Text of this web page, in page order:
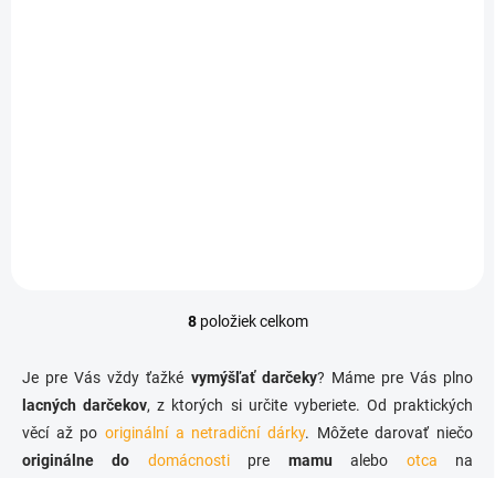
O
l
d
a
c
8položiek celkom
Je pre Vás vždy ťažké vymýšľať darčeky? Máme pre Vás plno
lacných darčekov, z ktorých si určite vyberiete. Od praktických
věcí až po originální a netradiční dárky. Môžete darovať niečo
originálne do
domácnostipre mamualebo otca na